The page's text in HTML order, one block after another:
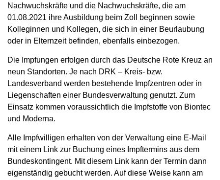
Nachwuchskräfte und die Nachwuchskräfte, die am
01.08.2021 ihre Ausbildung beim Zoll beginnen sowie
Kolleginnen und Kollegen, die sich in einer Beurlaubung
oder in Elternzeit befinden, ebenfalls einbezogen.
Die Impfungen erfolgen durch das Deutsche Rote Kreuz an
neun Standorten. Je nach DRK – Kreis- bzw.
Landesverband werden bestehende Impfzentren oder in
Liegenschaften einer Bundesverwaltung genutzt. Zum
Einsatz kommen voraussichtlich die Impfstoffe von Biontec
und Moderna.
Alle Impfwilligen erhalten von der Verwaltung eine E-Mail
mit einem Link zur Buchung eines Impftermins aus dem
Bundeskontingent. Mit diesem Link kann der Termin dann
eigenständig gebucht werden. Auf diese Weise kann am